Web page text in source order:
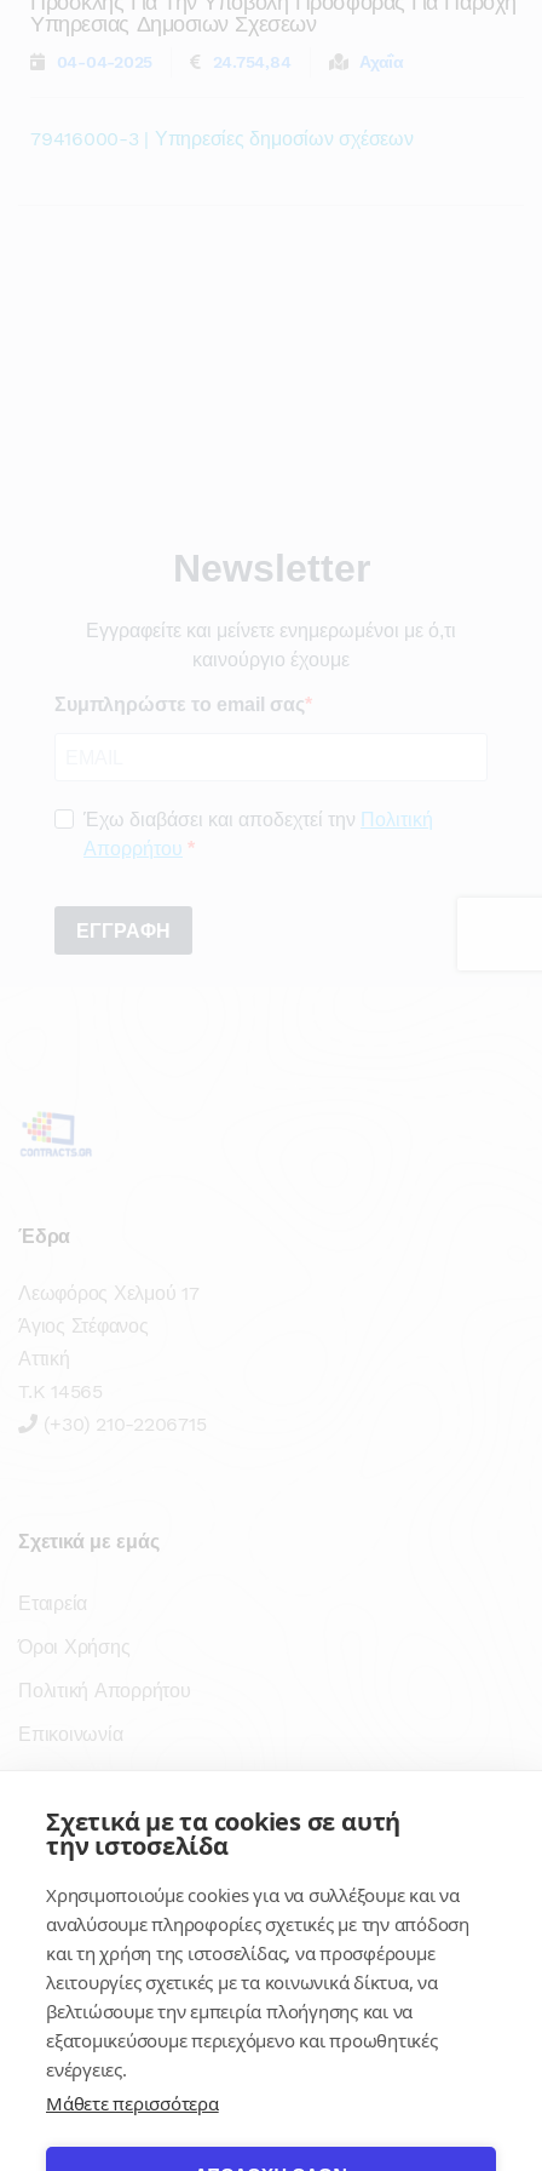
Υπηρεσιας Δημοσιων Σχεσεων
04-04-2025 24.754,84 Αχαΐα
79416000-3 | Υπηρεσίες δημοσίων σχέσεων
Έδρα
Λεωφόρος Χελμού 17
Άγιος Στέφανος
Αττική
T.K 14565
(+30) 210-2206715
Σχετικά με εμάς
Εταιρεία
Όροι Χρήσης
Πολιτική Απορρήτου
Επικοινωνία
Σύνδεσμοι
Κέντρο Γνώσης
Πλατφόρμα
Εγγραφή
Για δημοσίους υπαλλήλους
Σχετικά με τα cookies σε αυτή
την ιστοσελίδα
Χρησιμοποιούμε cookies για να συλλέξουμε και να
αναλύσουμε πληροφορίες σχετικές με την απόδοση
και τη χρήση της ιστοσελίδας, να προσφέρουμε
λειτουργίες σχετικές με τα κοινωνικά δίκτυα, να
βελτιώσουμε την εμπειρία πλοήγησης και να
εξατομικεύσουμε περιεχόμενο και προωθητικές
ενέργειες.
Μάθετε περισσότερα